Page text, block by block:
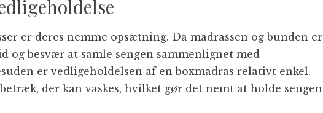
er deres nemme opsætning. Da madrassen og bunden er
besvær at samle sengen sammenlignet med
er vedligeholdelsen af en boxmadras relativt enkel.
der kan vaskes, hvilket gør det nemt at holde sengen